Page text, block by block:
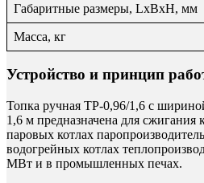
Габаритные размеры, LxBxH, мм
Масса, кг
Устройство и принцип
Топка ручная ТР-0,96/1,6 с
1,6 м предназначена для
паровых котлах
водогрейных котлах
МВт и в промышленных печах.